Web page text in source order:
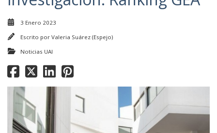
3 Enero 2023
Escrito por Valeria Suárez (Espejo)
Noticias UAI